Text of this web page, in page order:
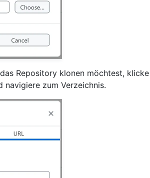
Repository klonen möchtest, klicke
navigiere zum Verzeichnis.